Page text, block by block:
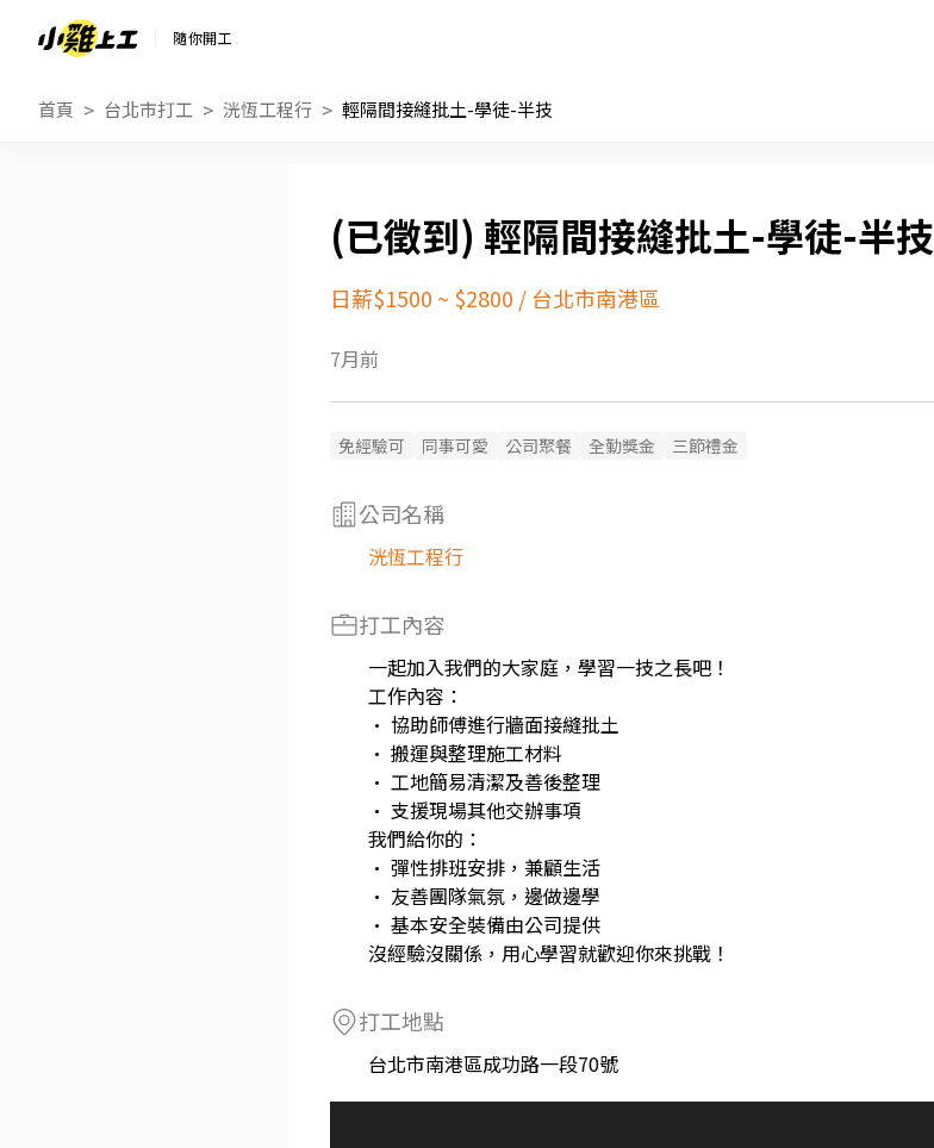
隨你開工
首頁 台北市打工 洸恆工程行 輕隔間接縫批土-學徒-半技
輕隔間接縫批土-學徒-半技
日薪$1500 ~ $2800 / 台北市南港區
7月前
免經驗可 同事可愛 公司聚餐 全勤獎金 三節禮金
公司名稱
洸恆工程行
打工內容
一起加入我們的大家庭，學習一技之長吧！
工作內容：
• 協助師傅進行牆面接縫批土
• 搬運與整理施工材料
• 工地簡易清潔及善後整理
• 支援現場其他交辦事項
我們給你的：
• 彈性排班安排，兼顧生活
• 友善團隊氣氛，邊做邊學
• 基本安全裝備由公司提供
沒經驗沒關係，用心學習就歡迎你來挑戰！
打工地點
台北市南港區成功路一段70號